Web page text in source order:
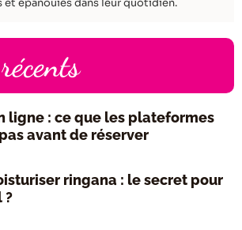
et épanouies dans leur quotidien.
ligne : ce que les plateformes
avant de réserver
ringana : le secret pour
?